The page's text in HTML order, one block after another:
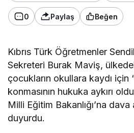
0 Paylaş Beğen
Kıbrıs Türk Öğretmenler
Sekreteri Burak Maviş,
çocukların okullara kaydı için
konmasının hukuka aykırı
Milli Eğitim Bakanlığı’na dava
duyurdu.